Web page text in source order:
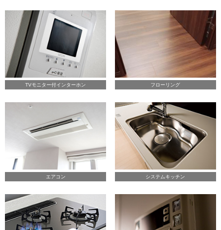
TVモニター付インターホン フローリング
エアコン システムキッチン